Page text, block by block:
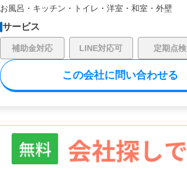
お風呂・ キッチン・ トイレ・ 洋室・ 和室・ 外壁
サービス
補助金対応 LINE対応可 定期点検
この会社に問い合わせる